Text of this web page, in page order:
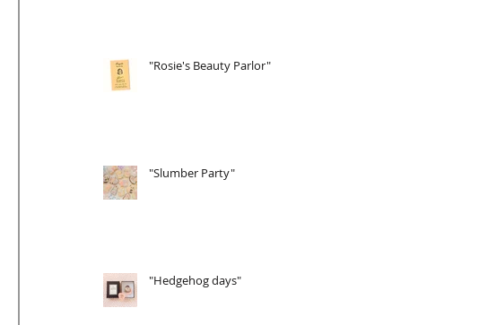
"Rosie's Beauty Parlor"
"Slumber Party"
"Hedgehog days"